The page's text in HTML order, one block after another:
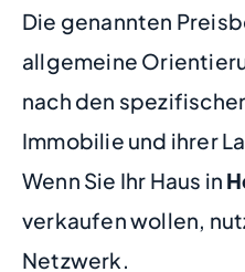
Die genannten
allgemeine
nach den
Immobilie und ihrer
Wenn Sie Ihr Haus in
verkaufen wollen,
Netzwerk.